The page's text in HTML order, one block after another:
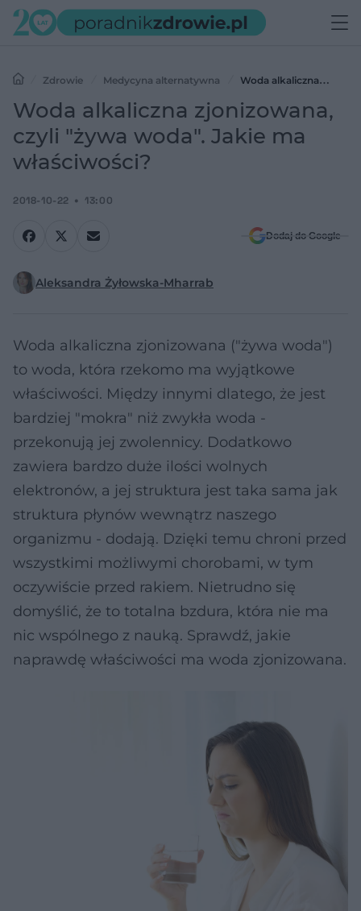
Zdrowie Medycyna alternatywna
Woda alkaliczna
zjonizowana, czyli "żywa woda". Jakie ma właściwości?
Woda alkaliczna zjonizowana,
czyli "żywa woda". Jakie ma
właściwości?
2018-10-22 13:00
Dodaj do Google
Aleksandra Żyłowska-Mharrab
Woda alkaliczna zjonizowana ("żywa woda")
to woda, która rzekomo ma wyjątkowe
właściwości. Między innymi dlatego, że jest
bardziej "mokra" niż zwykła woda -
przekonują jej zwolennicy. Dodatkowo
zawiera bardzo duże ilości wolnych
elektronów, a jej struktura jest taka sama jak
struktura płynów wewnątrz naszego
organizmu - dodają. Dzięki temu chroni przed
wszystkimi możliwymi chorobami, w tym
oczywiście przed rakiem. Nietrudno się
domyślić, że to totalna bzdura, która nie ma
nic wspólnego z nauką. Sprawdź, jakie
naprawdę właściwości ma woda zjonizowana.